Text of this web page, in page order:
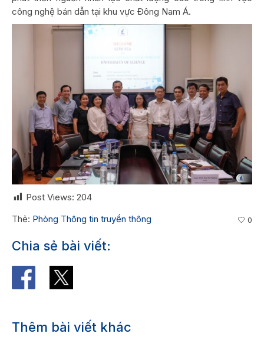
công nghệ bán dẫn tại khu vực Đông Nam Á.
Post Views: 204
Thẻ: Phòng Thông tin truyền thông 0
Chia sẻ bài viết:
Thêm bài viết khác